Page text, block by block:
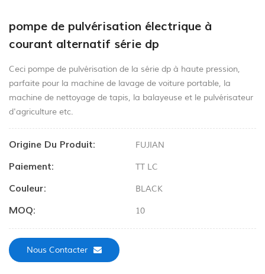
pompe de pulvérisation électrique à
courant alternatif série dp
Ceci pompe de pulvérisation de la série dp à haute pression,
parfaite pour la machine de lavage de voiture portable, la
machine de nettoyage de tapis, la balayeuse et le pulvérisateur
d'agriculture etc.
Origine Du Produit: FUJIAN
Paiement: TT LC
Couleur: BLACK
MOQ: 10
Nous Contacter